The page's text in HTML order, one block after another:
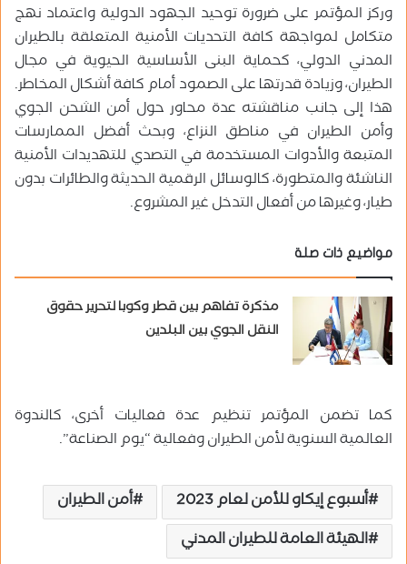
وركز المؤتمر على ضرورة توحيد الجهود الدولية واعتماد نهج
متكامل لمواجهة كافة التحديات الأمنية المتعلقة بالطيران
المدني الدولي، كحماية البنى الأساسية الحيوية في مجال
الطيران، وزيادة قدرتها على الصمود أمام كافة أشكال المخاطر.
هذا إلى جانب مناقشته عدة محاور حول أمن الشحن الجوي
وأمن الطيران في مناطق النزاع، وبحث أفضل الممارسات
المتبعة والأدوات المستخدمة في التصدي للتهديدات الأمنية
الناشئة والمتطورة، كالوسائل الرقمية الحديثة والطائرات بدون
طيار، وغيرها من أفعال التدخل غير المشروع.
مواضيع ذات صلة
مذكرة تفاهم بين قطر وكوبا لتحرير حقوق
النقل الجوي بين البلدين
كما تضمن المؤتمر تنظيم عدة فعاليات أخرى، كالندوة
العالمية السنوية لأمن الطيران وفعالية “يوم الصناعة”.
أسبوع إيكاو للأمن لعام 2023
أمن الطيران
الهيئة العامة للطيران المدني